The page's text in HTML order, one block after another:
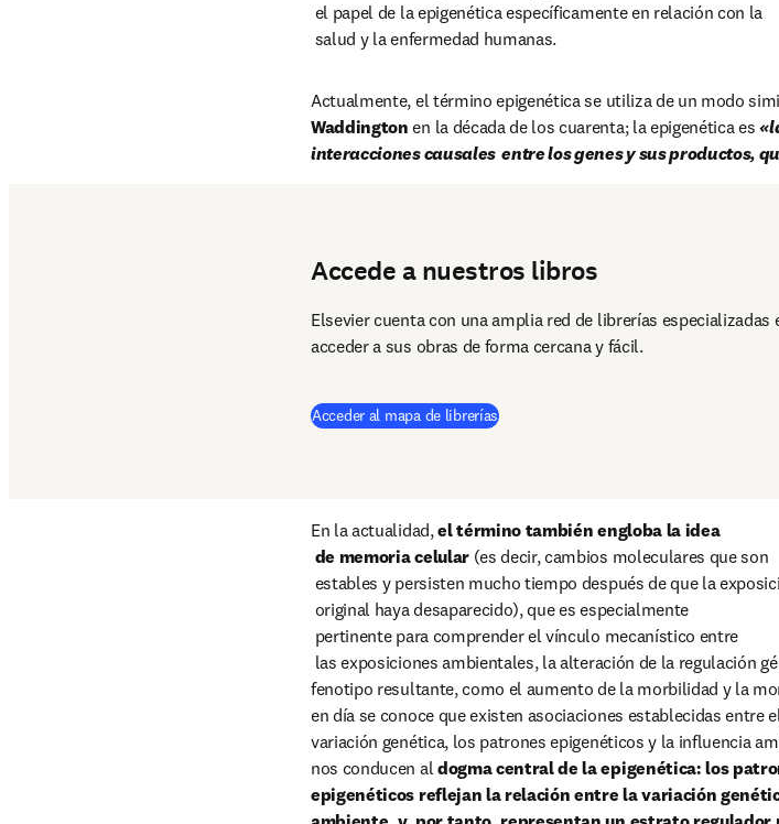
salud y la enfermedad humanas.
Actualmente, el término epigenética se utiliza de un modo
Waddington en la década de los cuarenta; la epigenética es
interacciones causales  entre los genes y sus productos,
Accede a nuestros libros
Elsevier cuenta con una amplia red de librerías
acceder a sus obras de forma cercana y fácil.
Acceder al mapa de librerías(
En la actualidad, el término también engloba la idea
de memoria celular (es decir, cambios moleculares que son
fenotipo resultante, como el aumento de la morbilidad y la
en día se conoce que existen asociaciones establecidas entre
variación genética, los patrones epigenéticos y la influencia
nos conducen al dogma central de la epigenética: los
epigenéticos reflejan la relación entre la variación